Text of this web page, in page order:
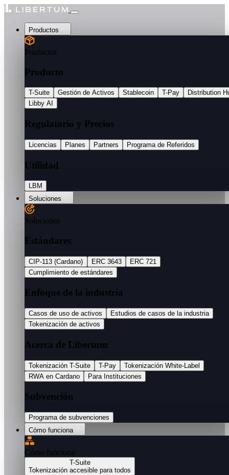
Productos
Productos
Producto
T-Suite Gestión de Activos Stablecoin T-Pay
Distribution
Libby AI
Regulatorio y Precios
Licencias Planes Partners Programa de Referidos
Utilidad
LBM
Soluciones
Soluciones
Estándares
CIP-113 (Cardano) ERC 3643
ERC 721
Cumplimiento de estándares
Enfoque de la industria
Casos de uso de activos
Estudios de casos de la industria
Tokenización de activos
Acerca de Libertum
Tokenización T-Suite T-Pay
Tokenización White-Label
RWA en Cardano
Para Instituciones
Subvención
Programa de subvenciones
Cómo funciona
Cómo funciona
T-Suite
Tokenización accesible para todos